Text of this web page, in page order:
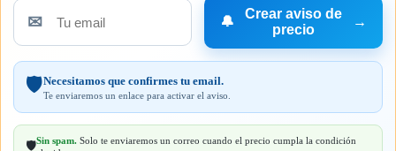
Tu
email
✉ 🔔
Crear aviso de
precio
→
🛡️Necesitamos que confirmes tu email.
Te enviaremos un enlace para activar el aviso.
🛡️Sin spam. Solo te enviaremos un correo cuando el precio cumpla la condición